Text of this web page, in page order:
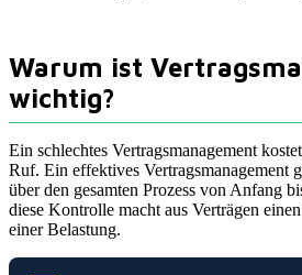
Warum ist
wichtig?
Ein schlechtes Vertragsmanagement
Ruf. Ein effektives Vertragsmanagement
über den gesamten Prozess von Anfang
diese Kontrolle macht aus Verträgen
einer Belastung.